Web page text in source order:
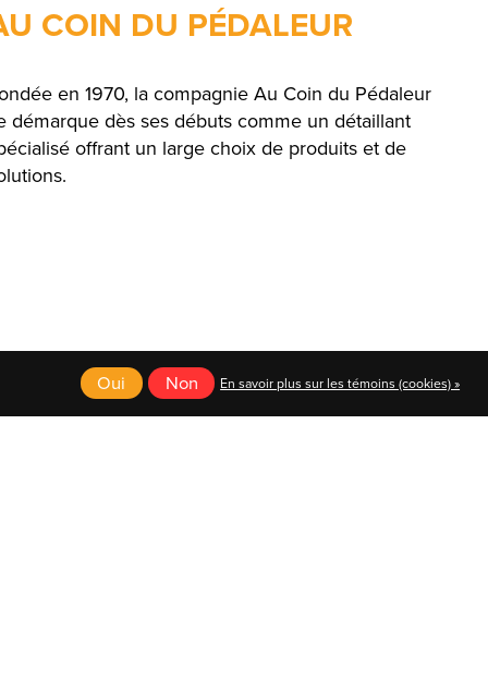
COIN DU PÉDALEUR
en 1970, la compagnie Au Coin du Pédaleur
démarque dès ses débuts comme un détaillant
offrant un large choix de produits et de
Oui Non En savoir plus sur les témoins (cookies) »